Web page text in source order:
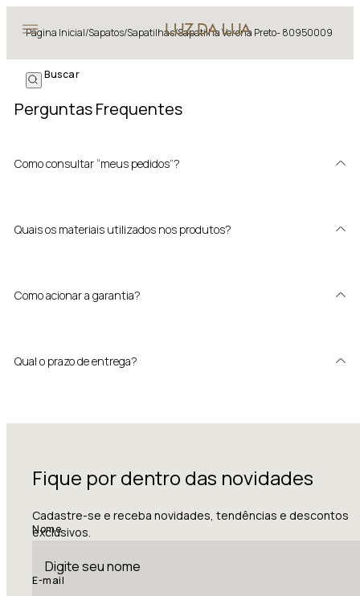
Página Inicial/Sapatos/Sapatilhas/Sapatilha Verona Preto- 80950009
Perguntas Frequentes
Como consultar “meus pedidos”?
Quais os materiais utilizados nos produtos?
Como acionar a garantia?
Qual o prazo de entrega?
Fique por dentro das novidades
Cadastre-se e receba novidades, tendências e descontos
exclusivos.
Nome
E-mail